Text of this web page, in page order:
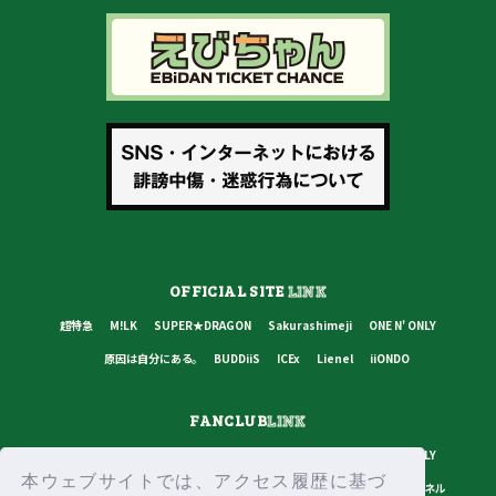
本ウェブサイトでは、アクセス履歴に基づ
OFFICIAL SITELINK
超特急 M!LK SUPER★DRAGON Sakurashimeji
ONE N' ONLY
原因は自分にある。
BUDDiiS ICEx Lienel iiONDO
FANCLUBLINK
ONE N' ONLY
原因は自分にある。
BUDDiiS ICEx Lienel スターダストチャンネル